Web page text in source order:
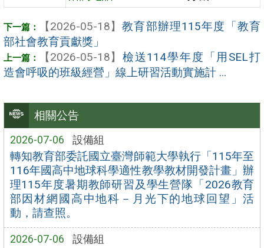
相關公告
2026-07-06 設備組
轉知教育部委託國立臺灣師範大學執行「115年至
116年國高中地球科學適性教學教材開發計畫」辦
理115年度暑期教師研習及學生營隊「2026教育
部因材網國高中地科－月光下的地球回望」活
動，請查照。
2026-07-06 設備組
【2026-05-18】 教育部辦理115年度「教育
部社會教育貢獻獎」
【2026-05-18】 檢送114學年度「用SEL打
造會呼吸的班級經營」線上研習活動實施計 ...